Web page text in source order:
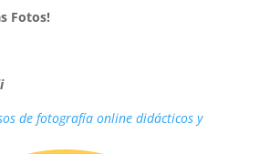
Fotos!
de fotografía online didácticos y